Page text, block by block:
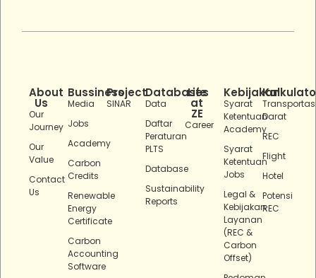
About
Us
Our
Journey
Our
Value
Contact
Us
Bussiness
Media
Jobs
Academy
Carbon
Credits
Renewable
Energy
Certificate
Carbon
Accounting
Software
Project
SINAR
Databases
Data
Daftar
Peraturan
PLTS
Database
Sustainability
Reports
Life
at
ZE
Career
Kebijakan
Syarat
Ketentuan
Academy
Syarat
Ketentuan
Jobs
Legal &
Kebijakan
Layanan
(REC &
Carbon
Offset)
Darat
REC
Flight
Hotel
Potensi
REC